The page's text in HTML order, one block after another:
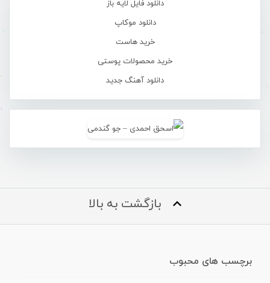
دانلود فایل لایه باز
دانلود موکاپ
خرید هاست
خرید محصولات پوستی
دانلود آهنگ جدید
بازگشت به بالا
برچسب های محبوب